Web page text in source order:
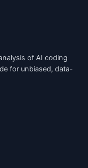
of AI coding
for unbiased, data-